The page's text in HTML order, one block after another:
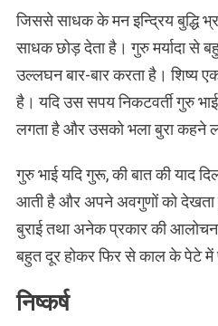
जिससे साधक के मन इन्द्रिय बुद्धि
साधक छोड़ देता है। गुरु मर्यादा से
उल्लघन बार-बार करता है। शिष्य
है। यदि उस सपय निकटवर्ती गुरु
लगता है और उसको भला बुरा कहने
गुरु भाई यदि गुरू, की बात की याद
आती है और अपने अवगुणों को देखता
बुराई तथा अनेक प्रकार की
बहुत दूर होकर फिर से काल के पेटे में
निष्कर्ष